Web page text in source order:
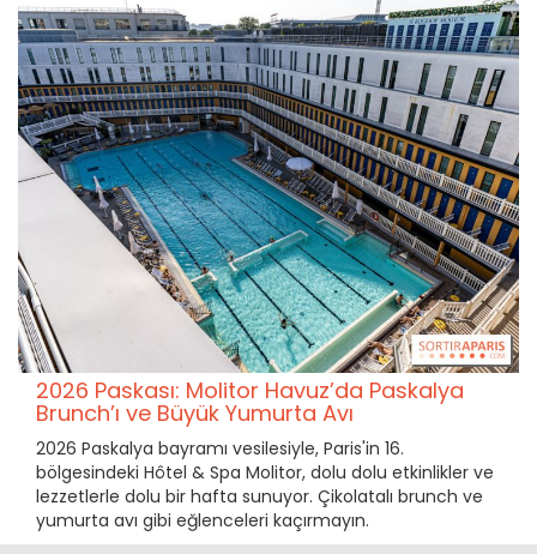
2026 Paskası: Molitor Havuz’da Paskalya
Brunch’ı ve Büyük Yumurta Avı
2026 Paskalya bayramı vesilesiyle, Paris'in 16.
bölgesindeki Hôtel & Spa Molitor, dolu dolu etkinlikler ve
lezzetlerle dolu bir hafta sunuyor. Çikolatalı brunch ve
yumurta avı gibi eğlenceleri kaçırmayın.